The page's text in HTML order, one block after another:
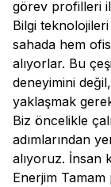
görev profilleri
Bilgi
sahada hem
alıyorlar. Bu
deneyimini
yaklaşmak
Biz öncelikle
adımlarından
alıyoruz. İnsan
Enerjim Tamam